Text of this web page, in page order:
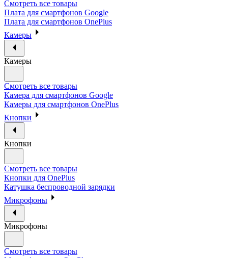
Смотреть все товары
Плата для смартфонов Google
Плата для смартфонов OnePlus
Камеры
Камеры
Смотреть все товары
Камера для смартфонов Google
Камеры для смартфонов OnePlus
Кнопки
Кнопки
Смотреть все товары
Кнопки для OnePlus
Катушка беспроводной зарядки
Микрофоны
Микрофоны
Смотреть все товары